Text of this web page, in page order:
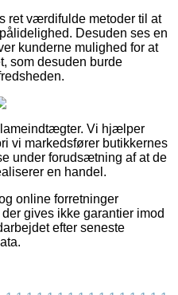
ret værdifulde metoder til at
Desuden ses en
kunderne mulighed for at
som desuden burde
Vi hjælper
vi markedsfører butikkernes
under forudsætning af at de
en handel.
online forretninger
gives ikke garantier imod
efter seneste